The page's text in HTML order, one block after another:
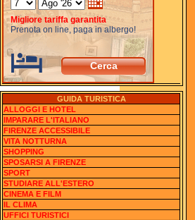
Migliore tariffa garantita
Prenota on line, paga in albergo!
GUIDA TURISTICA
ALLOGGI E HOTEL
IMPARARE L'ITALIANO
FIRENZE ACCESSIBILE
VITA NOTTURNA
SHOPPING
SPOSARSI A FIRENZE
SPORT
STUDIARE ALL'ESTERO
CINEMA E FILM
IL CLIMA
UFFICI TURISTICI